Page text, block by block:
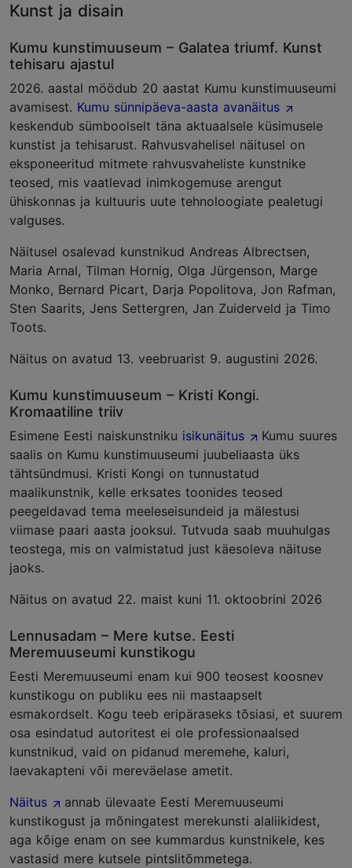
Kunst ja disain
Kumu kunstimuuseum – Galatea triumf. Kunst
tehisaru ajastul
2026. aastal möödub 20 aastat Kumu kunstimuuseumi
avamisest. Kumu sünnipäeva-aasta avanäitus
keskendub sümboolselt täna aktuaalsele küsimusele
kunstist ja tehisarust. Rahvusvahelisel näitusel on
eksponeeritud mitmete rahvusvaheliste kunstnike
teosed, mis vaatlevad inimkogemuse arengut
ühiskonnas ja kultuuris uute tehnoloogiate pealetugi
valguses.
Näitusel osalevad kunstnikud Andreas Albrectsen,
Maria Arnal, Tilman Hornig, Olga Jürgenson, Marge
Monko, Bernard Picart, Darja Popolitova, Jon Rafman,
Sten Saarits, Jens Settergren, Jan Zuiderveld ja Timo
Toots.
Näitus on avatud 13. veebruarist 9. augustini 2026.
Kumu kunstimuuseum – Kristi Kongi.
Kromaatiline triiv
Esimene Eesti naiskunstniku isikunäitus
Kumu suures
saalis on Kumu kunstimuuseumi juubeliaasta üks
tähtsündmusi. Kristi Kongi on tunnustatud
maalikunstnik, kelle erksates toonides teosed
peegeldavad tema meeleseisundeid ja mälestusi
viimase paari aasta jooksul. Tutvuda saab muuhulgas
teostega, mis on valmistatud just käesoleva näituse
jaoks.
Näitus on avatud 22. maist kuni 11. oktoobrini 2026
Lennusadam – Mere kutse. Eesti
Meremuuseumi kunstikogu
Eesti Meremuuseumi enam kui 900 teosest koosnev
kunstikogu on publiku ees nii mastaapselt
esmakordselt. Kogu teeb eripäraseks tõsiasi, et suurem
osa esindatud autoritest ei ole professionaalsed
kunstnikud, vaid on pidanud meremehe, kaluri,
laevakapteni või mereväelase ametit.
Näitus
annab ülevaate Eesti Meremuuseumi
kunstikogust ja mõningatest merekunsti alaliikidest,
aga kõige enam on see kummardus kunstnikele, kes
vastasid mere kutsele pintslitõmmetega.